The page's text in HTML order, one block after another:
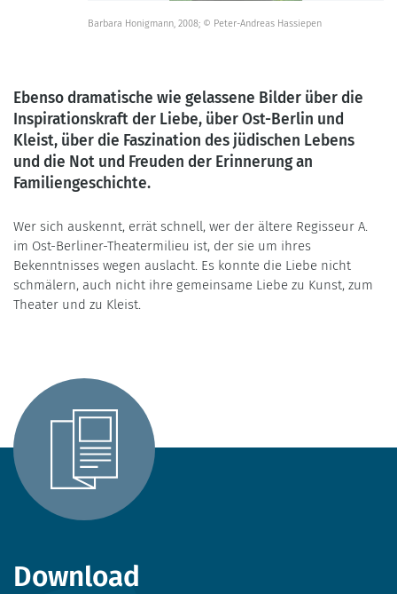
Barbara Honigmann, 2008; © Peter-Andreas Hassiepen
Ebenso dramatische wie gelassene Bilder über die
Inspirationskraft der Liebe, über Ost-Berlin und
Kleist, über die Faszination des jüdischen Lebens
und die Not und Freuden der Erinnerung an
Familiengeschichte.
Wer sich auskennt, errät schnell, wer der ältere Regisseur A.
im Ost-Berliner-Theatermilieu ist, der sie um ihres
Bekenntnisses wegen auslacht. Es konnte die Liebe nicht
schmälern, auch nicht ihre gemeinsame Liebe zu Kunst, zum
Theater und zu Kleist.
Download